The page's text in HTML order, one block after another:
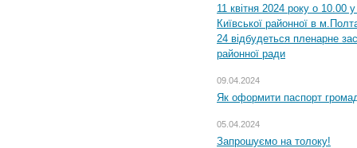
11 квітня 2024 року о 10.00
Київської районної в
24 відбудеться пленарне
районної ради
09.04.2024
Як оформити паспорт
05.04.2024
Запрошуємо на толоку!